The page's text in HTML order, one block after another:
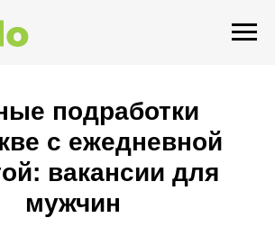
подработки
с ежедневной
вакансии для
мужчин